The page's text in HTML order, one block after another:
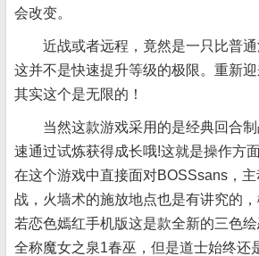
会改变。
近战或者远程，竟然是一只比普通
这并不是快速提升等级的极限。重新迎
其实这个是无限的！
当然这款游戏采用的是经典回合制
速通过试炼获得成长哦!这就是操作方
在这个游戏中直接面对BOSSsans，
战，火墙术的施放地点也是有讲究的
若恋色嫣红手机版这是款全新的三色绘
全称魔女之泉1春巫，但是道士始终还